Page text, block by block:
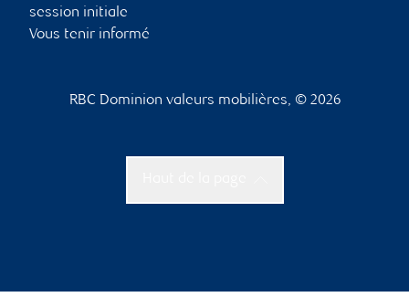
session initiale
Vous tenir informé
RBC Dominion valeurs mobilières, © 2026